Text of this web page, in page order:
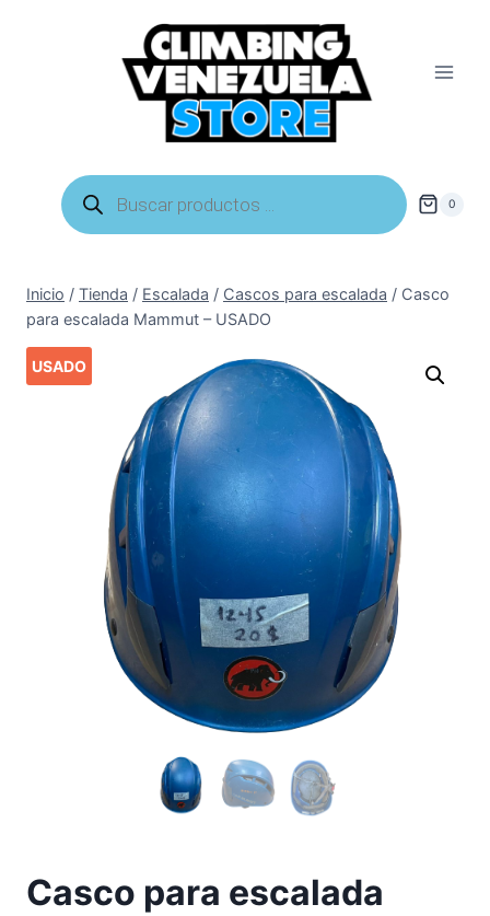
Búsqueda
de
productos
0
Inicio / Tienda / Escalada / Cascos para escalada / Casco
para escalada Mammut – USADO
USADO
Casco para escalada